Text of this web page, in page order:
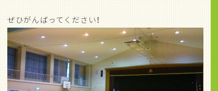
ぜひがんばってください！